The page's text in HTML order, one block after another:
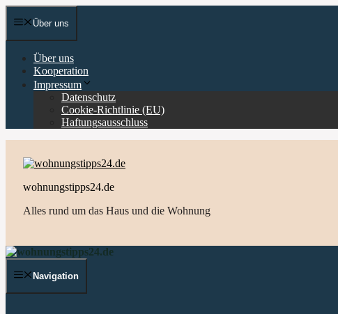
Zum
Inhalt Über uns
Über uns
Kooperation
Impressum
Datenschutz
Cookie-Richtlinie (EU)
Haftungsausschluss
wohnungstipps24.de
Alles rund um das Haus und die Wohnung
Navigation